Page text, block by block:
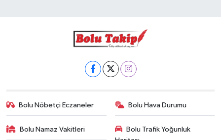
Bolu Nöbetçi Eczaneler Bolu Hava Durumu
Bolu Namaz Vakitleri
Bolu Trafik Yoğunluk